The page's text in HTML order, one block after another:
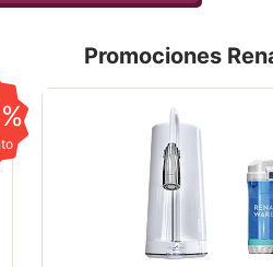
Promociones
%